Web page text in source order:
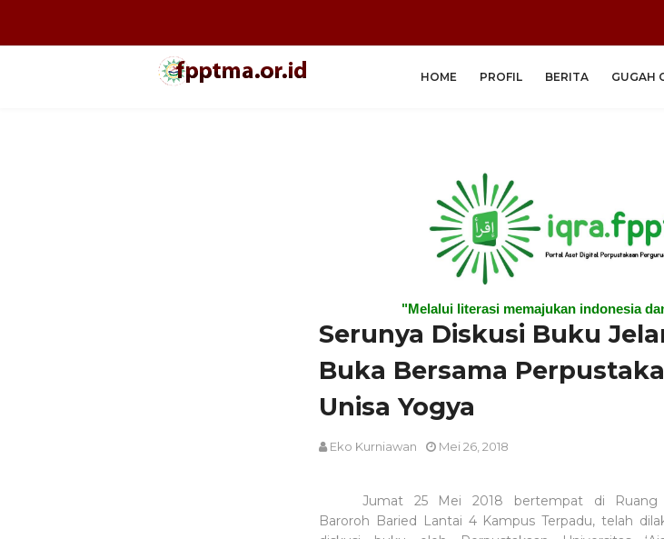
HOME PROFIL BERITA GUGAH
"Melalui literasi memajukan indonesia
Serunya Diskusi Buku
Buka Bersama
Unisa Yogya
Eko Kurniawan Mei 26, 2018
Jumat 25 Mei 2018 bertempat di Ruang
Baroroh Baried Lantai 4 Kampus Terpadu, telah